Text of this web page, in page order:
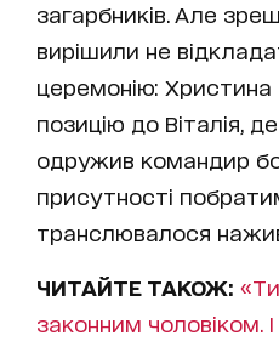
загарбників. Але
вирішили не
церемонію: Христина
позицію до Віталія, де
одружив командир
присутності
транслювалося
ЧИТАЙТЕ ТАКОЖ:
законним чоловіком. І